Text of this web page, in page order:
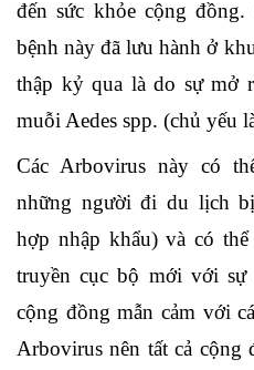
đến sức khỏe cộng
bệnh này đã lưu hành ở
thập kỷ qua là do sự mở
muỗi Aedes spp. (chủ yếu
Các Arbovirus này có
những người đi du lịch
hợp nhập khẩu) và có
truyền cục bộ mới với sự
cộng đồng mẫn cảm với
Arbovirus nên tất cả cộng